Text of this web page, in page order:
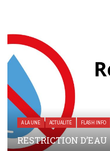
A LA UNE ACTUALITÉ FLASH INFO
RESTRICTION D’EAU